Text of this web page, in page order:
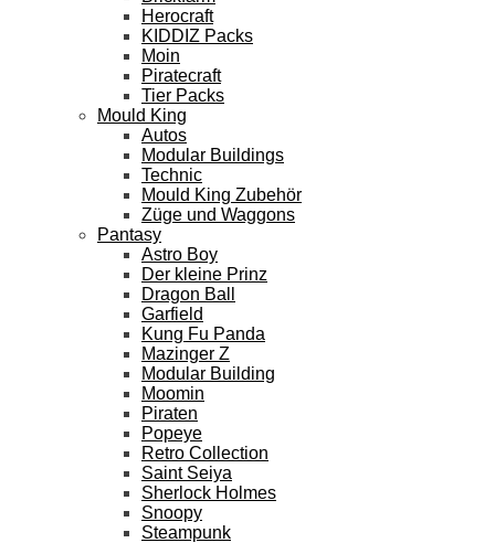
Herocraft
KIDDIZ Packs
Moin
Piratecraft
Tier Packs
Mould King
Autos
Modular Buildings
Technic
Mould King Zubehör
Züge und Waggons
Pantasy
Astro Boy
Der kleine Prinz
Dragon Ball
Garfield
Kung Fu Panda
Mazinger Z
Modular Building
Moomin
Piraten
Popeye
Retro Collection
Saint Seiya
Sherlock Holmes
Snoopy
Steampunk